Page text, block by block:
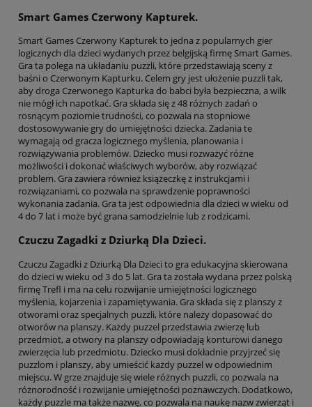
Smart Games Czerwony Kapturek.
Smart Games Czerwony Kapturek to jedna z popularnych gier
logicznych dla dzieci wydanych przez belgijską firmę Smart Games.
Gra ta polega na układaniu puzzli, które przedstawiają sceny z
baśni o Czerwonym Kapturku. Celem gry jest ułożenie puzzli tak,
aby droga Czerwonego Kapturka do babci była bezpieczna, a wilk
nie mógł ich napotkać. Gra składa się z 48 różnych zadań o
rosnącym poziomie trudności, co pozwala na stopniowe
dostosowywanie gry do umiejętności dziecka. Zadania te
wymagają od gracza logicznego myślenia, planowania i
rozwiązywania problemów. Dziecko musi rozważyć różne
możliwości i dokonać właściwych wyborów, aby rozwiązać
problem. Gra zawiera również książeczkę z instrukcjami i
rozwiązaniami, co pozwala na sprawdzenie poprawności
wykonania zadania. Gra ta jest odpowiednia dla dzieci w wieku od
4 do 7 lat i może być grana samodzielnie lub z rodzicami.
Czuczu Zagadki z Dziurką Dla Dzieci.
Czuczu Zagadki z Dziurką Dla Dzieci to gra edukacyjna skierowana
do dzieci w wieku od 3 do 5 lat. Gra ta została wydana przez polską
firmę Trefl i ma na celu rozwijanie umiejętności logicznego
myślenia, kojarzenia i zapamiętywania. Gra składa się z planszy z
otworami oraz specjalnych puzzli, które należy dopasować do
otworów na planszy. Każdy puzzel przedstawia zwierzę lub
przedmiot, a otwory na planszy odpowiadają konturowi danego
zwierzęcia lub przedmiotu. Dziecko musi dokładnie przyjrzeć się
puzzlom i planszy, aby umieścić każdy puzzel w odpowiednim
miejscu. W grze znajduje się wiele różnych puzzli, co pozwala na
różnorodność i rozwijanie umiejętności poznawczych. Dodatkowo,
każdy puzzle ma także nazwę, co pozwala na naukę nazw zwierząt i